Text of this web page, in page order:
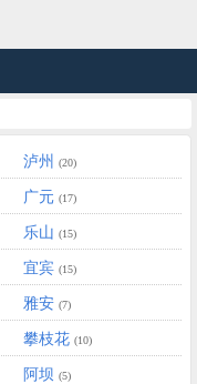
泸州 (20)
广元 (17)
乐山 (15)
宜宾 (15)
雅安 (7)
攀枝花 (10)
阿坝 (5)